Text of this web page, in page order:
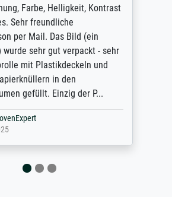
American "art/poster"
giclee print quality. The
print was atrocious. They
when I sent pictures of the
a Wikipedia commons
They stated they couldn't